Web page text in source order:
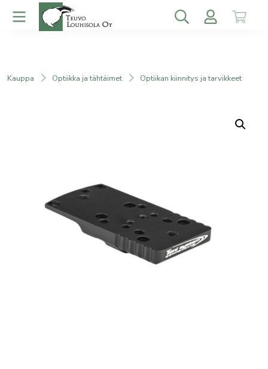
Kauppa Optiikka ja tähtäimet Optiikan kiinnitys ja tarvikkeet